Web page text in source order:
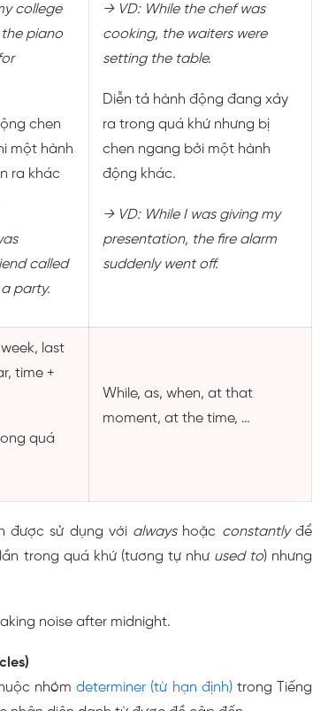
college
the piano
chen
một hành
ra khác
called
party.
→ VD: While the chef was
cooking, the waiters were
setting the table.
Diễn tả hành động đang xảy
ra trong quá khứ nhưng bị
chen ngang bởi một hành
động khác.
→ VD: While I was giving my
presentation, the fire alarm
suddenly went off.
last
time +
quá
While, as, when, at that
moment, at the time, …
được sử dụng với alwayshoặc constantlyđể
trong quá khứ (tương tự như used to) nhưng
noise after midnight.
nhómdeterminer (từ hạn định)trong Tiếng